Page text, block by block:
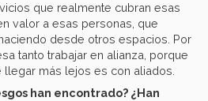
que realmente cubran esas
valor a esas personas, que
desde otros espacios. Por
tanto trabajar en alianza, porque
más lejos es con aliados.
han encontrado? ¿Han